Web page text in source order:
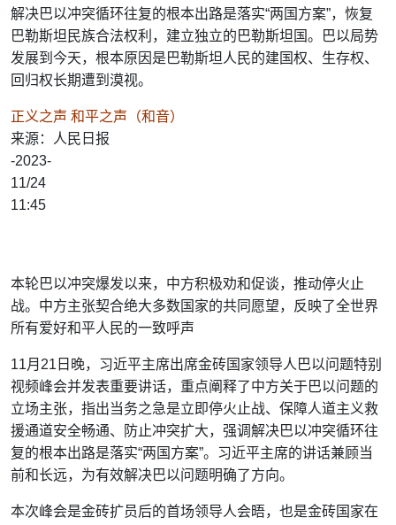
解决巴以冲突循环往复的根本出路是落实“两国方案”，恢复
巴勒斯坦民族合法权利，建立独立的巴勒斯坦国。巴以局势
发展到今天，根本原因是巴勒斯坦人民的建国权、生存权、
回归权长期遭到漠视。
正义之声 和平之声（和音）
来源：人民日报
-2023-
11/24
11:45
本轮巴以冲突爆发以来，中方积极劝和促谈，推动停火止
战。中方主张契合绝大多数国家的共同愿望，反映了全世界
所有爱好和平人民的一致呼声
11月21日晚，习近平主席出席金砖国家领导人巴以问题特别
视频峰会并发表重要讲话，重点阐释了中方关于巴以问题的
立场主张，指出当务之急是立即停火止战、保障人道主义救
援通道安全畅通、防止冲突扩大，强调解决巴以冲突循环往
复的根本出路是落实“两国方案”。习近平主席的讲话兼顾当
前和长远，为有效解决巴以问题明确了方向。
本次峰会是金砖扩员后的首场领导人会晤，也是金砖国家在